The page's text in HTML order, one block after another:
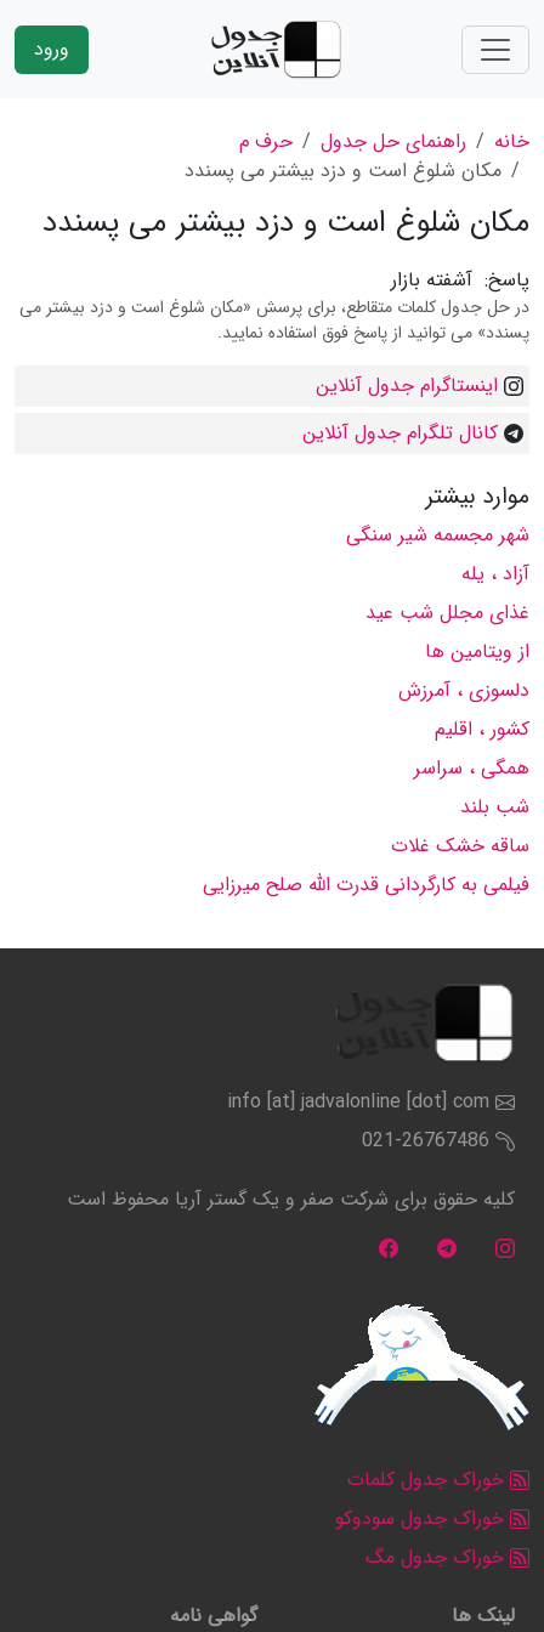
ورود
خانه راهنمای حل جدول
حرف م
مکان شلوغ است و دزد بیشتر می پسندد
مکان شلوغ است و دزد بیشتر می پسندد
پاسخ: آشفته بازار
در حل جدول کلمات متقاطع، برای پرسش «مکان شلوغ است و دزد بیشتر می
پسندد» می توانید از پاسخ فوق استفاده نمایید.
اینستاگرام جدول آنلاین
کانال تلگرام جدول آنلاین
موارد بیشتر
شهر مجسمه شیر سنگی
آزاد ، یله
غذای مجلل شب عید
از ویتامین ها
دلسوزی ، آمرزش
کشور ، اقلیم
همگی ، سراسر
شب بلند
ساقه خشک غلات
فیلمی به کارگردانی قدرت الله صلح میرزایی
info [at] jadvalonline [dot] com
021-26767486
کلیه حقوق برای شرکت صفر و یک گستر آریا محفوظ است
خوراک جدول کلمات
خوراک جدول سودوکو
خوراک جدول مگ
لینک ها
گواهی نامه